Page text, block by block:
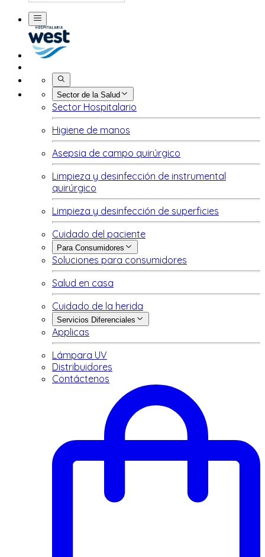
Buscar
Sector de la Salud
Sector Hospitalario
Higiene de manos
Asepsia de campo quirúrgico
Limpieza y desinfección de instrumental
quirúrgico
Limpieza y desinfección de superficies
Cuidado del paciente
Para Consumidores
Soluciones para consumidores
Salud en casa
Cuidado de la herida
Servicios Diferenciales
Applicas
Lámpara UV
Distribuidores
Contáctenos